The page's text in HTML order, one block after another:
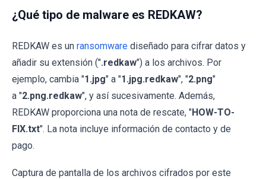
¿Qué tipo de malware es REDKAW?
REDKAW es un ransomware diseñado para cifrar datos y
añadir su extensión (".redkaw") a los archivos. Por
ejemplo, cambia "1.jpg" a "1.jpg.redkaw", "2.png"
a "2.png.redkaw", y así sucesivamente. Además,
REDKAW proporciona una nota de rescate, "HOW-TO-
FIX.txt". La nota incluye información de contacto y de
pago.
Captura de pantalla de los archivos cifrados por este